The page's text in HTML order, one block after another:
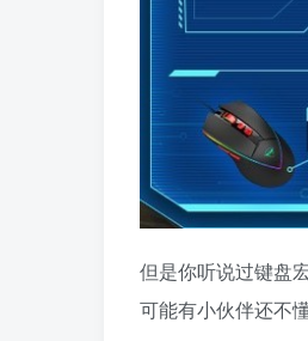
但是你听说过键盘
可能有小伙伴还不